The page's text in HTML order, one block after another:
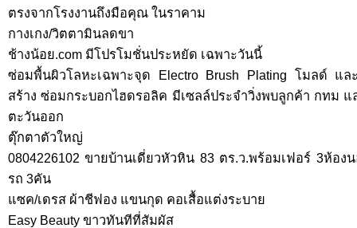
ตรงจากโรงงานถึงมือคุณ ในราคาม
กางเกง/วิตตามินลดขา
ช้างน้อย.com มีโปรโมชั่นประหยัด เฉพาะวันนี้
ซ่อมพื้นผิวโลหะเฉพาะจุด Electro Brush Plating โมลด์ แ
สร้าง ซ่อมกระบอกไฮดรอลิค มีเซลล์ประจำวิ่งพบลูกค้า กทม
ตะวันออก
ตุ๊กตาตัวใหญ่
0804226102 ขายบ้านเดี่ยวหัวหิน 83 ตร.ว.พร้อมเฟอร์ 3ห้อ
รถ 3คัน
แซค/เดรส ผ้าชีฟอง แขนกุด คอเสื้อแต่งระบาย
Easy Beauty ขาวทันทีที่สัมผัส